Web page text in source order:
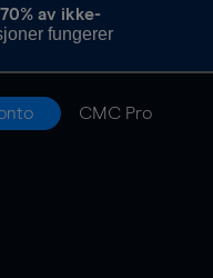
70% av ikke-
fungerer
CMC Pro